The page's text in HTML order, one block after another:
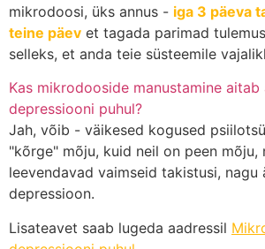
mikrodoosi, üks annus - iga 3 päeva
teine päev et tagada parimad
selleks, et anda teie süsteemile
Kas mikrodooside manustamine aitab
depressiooni puhul?
Jah, võib - väikesed kogused
"kõrge" mõju, kuid neil on peen mõju,
leevendavad vaimseid takistusi, nagu
depressioon.
Lisateavet saab lugeda aadressil